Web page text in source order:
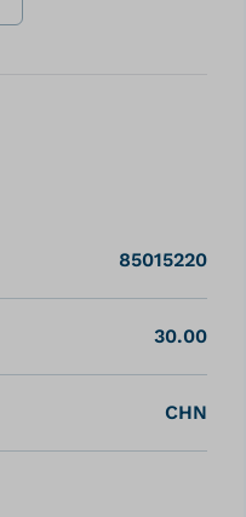
85015220
30.00
CHN